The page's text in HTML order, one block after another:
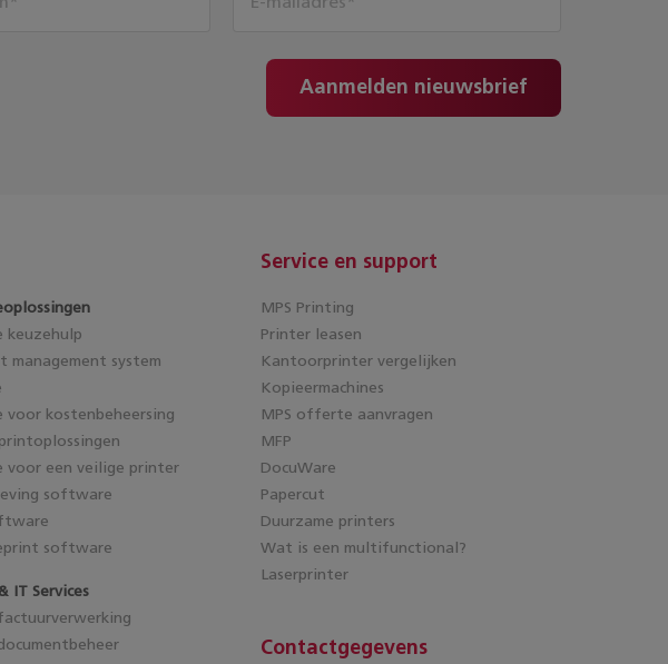
Aanmelden nieuwsbrief
keuzehulp
management system
voor kostenbeheersing
voor een veilige printer
software
software
IT Services
Service en support
MPS Printing
Printer leasen
Kantoorprinter vergelijken
Kopieermachines
MPS offerte aanvragen
MFP
DocuWare
Papercut
Duurzame printers
Wat is een multifunctional?
Laserprinter
Contactgegevens